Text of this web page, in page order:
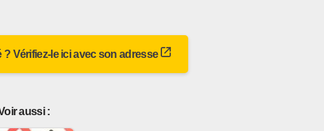
? Vérifiez-le ici avec son adresse
aussi :